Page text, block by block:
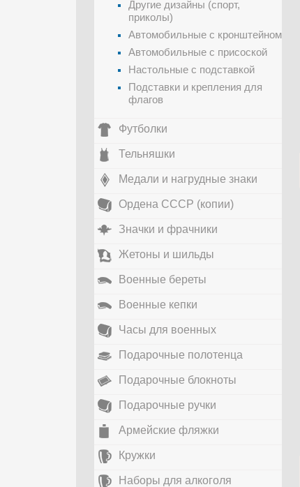
Другие дизайны (спорт,
приколы)
Автомобильные с кронштейном
Автомобильные с присоской
Настольные с подставкой
Подставки и крепления для
флагов
Футболки
Тельняшки
Медали и нагрудные знаки
Ордена СССР (копии)
Значки и фрачники
Жетоны и шильды
Военные береты
Военные кепки
Часы для военных
Подарочные полотенца
Подарочные блокноты
Подарочные ручки
Армейские фляжки
Кружки
Наборы для алкоголя